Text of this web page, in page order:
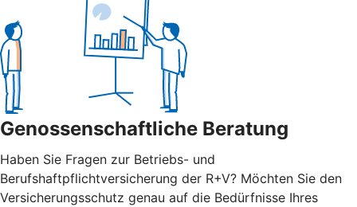
Genossenschaftliche Beratung
Haben Sie Fragen zur Betriebs- und
Berufshaftpflichtversicherung der R+V? Möchten Sie den
Versicherungsschutz genau auf die Bedürfnisse Ihres